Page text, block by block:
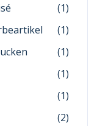
(1)
(1)
(1)
(1)
(1)
(2)